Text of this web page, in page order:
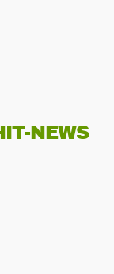
NEWS